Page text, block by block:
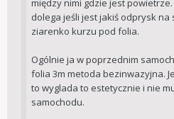
między nimi gdzie jest
dolega jeśli jest jakiś odprysk
ziarenko kurzu pod folia.
Ogólnie ja w poprzednim
folia 3m metoda bezinwazyjna.
to wyglada to estetycznie i nie
samochodu.